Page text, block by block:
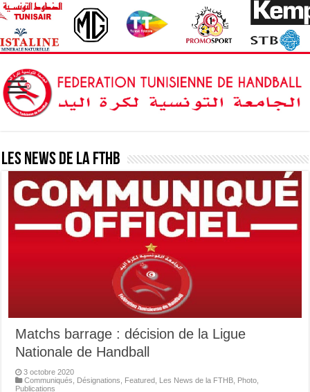
Les News de la FTHB
Matchs barrage : décision de la Ligue
Nationale de Handball
3 octobre 2020
Communiqués
Désignations Featured Les News de la FTHB Photo
Publications